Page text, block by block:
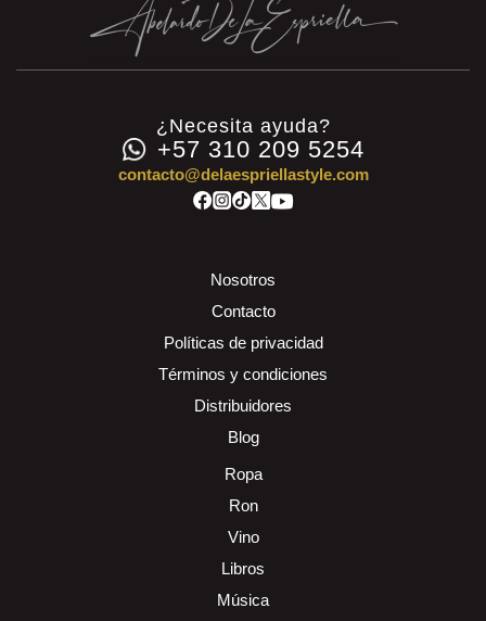
¿Necesita ayuda?
+57 310 209 5254
contacto@delaespriellastyle.com
Nosotros
Contacto
Políticas de privacidad
Términos y condiciones
Distribuidores
Blog
Ropa
Ron
Vino
Libros
Música